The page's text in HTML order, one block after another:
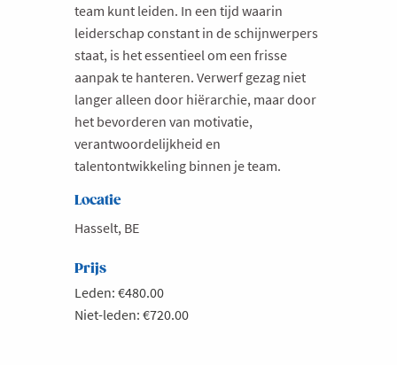
team kunt leiden. In een tijd waarin
leiderschap constant in de schijnwerpers
staat, is het essentieel om een frisse
aanpak te hanteren. Verwerf gezag niet
langer alleen door hiërarchie, maar door
het bevorderen van motivatie,
verantwoordelijkheid en
talentontwikkeling binnen je team.
Locatie
Hasselt, BE
Prijs
Leden: €480.00
Niet-leden: €720.00